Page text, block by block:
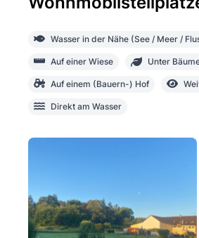
Wasser in der Nähe (See / Meer /
Auf einer Wiese Unter
Auf einem (Bauern-) Hof
Direkt am Wasser